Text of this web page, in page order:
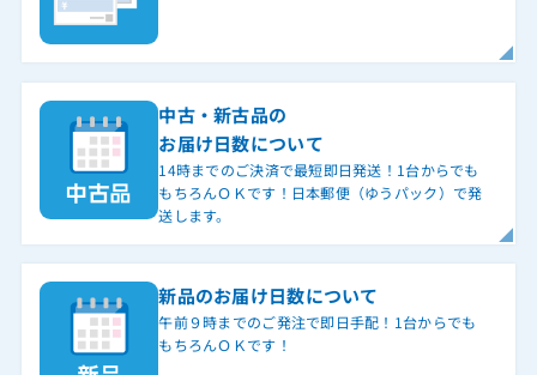
中古・新古品の
お届け日数について
14時までのご決済で最短即日発送！1台からでも
もちろんＯＫです！日本郵便（ゆうパック）で発
送します。
新品のお届け日数について
午前９時までのご発注で即日手配！1台からでも
もちろんＯＫです！